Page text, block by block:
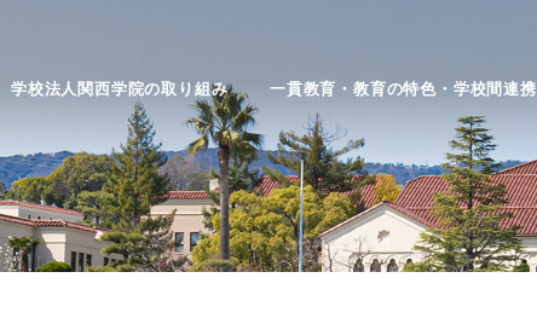
学校法人関西学院の取り組み 一貫教育・教育の特色・学校間連携